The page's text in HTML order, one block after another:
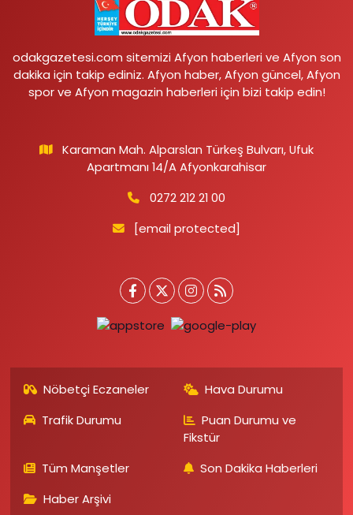
odakgazetesi.com sitemizi Afyon haberleri ve Afyon son
dakika için takip ediniz. Afyon haber, Afyon güncel, Afyon
spor ve Afyon magazin haberleri için bizi takip edin!
Karaman Mah. Alparslan Türkeş Bulvarı, Ufuk
Apartmanı 14/A Afyonkarahisar
0272 212 21 00
[email protected]
Nöbetçi Eczaneler
Hava Durumu
Trafik Durumu
Puan Durumu ve
Fikstür
Tüm Manşetler
Son Dakika Haberleri
Haber Arşivi